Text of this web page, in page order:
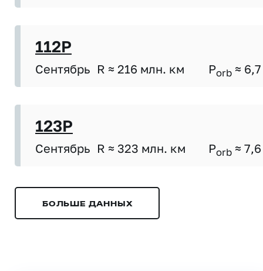
112P
Сентябрь R ≈ 216 млн. км Porb ≈ 6,7
123P
Сентябрь R ≈ 323 млн. км Porb ≈ 7,6
БОЛЬШЕ ДАННЫХ